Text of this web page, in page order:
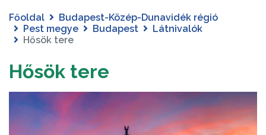
Főoldal
Budapest-Közép-Dunavidék régió
Pest megye
Budapest
Látnivalók
Hősök tere
Hősök tere